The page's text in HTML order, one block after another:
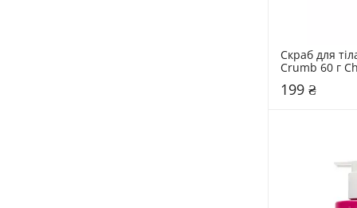
Скраб для
Crumb 60 г
199 ₴